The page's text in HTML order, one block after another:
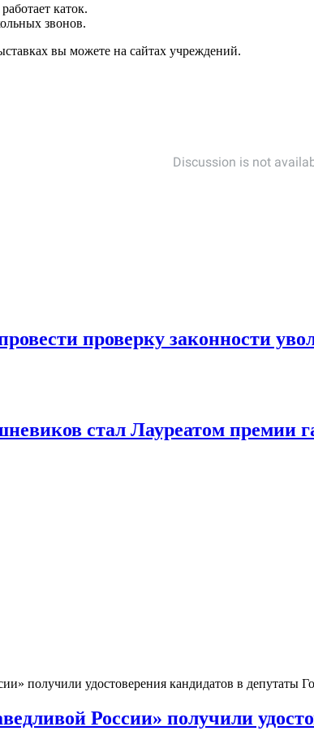
каток.
звонов.
вы можете на сайтах учреждений.
проверку законности
стал Лауреатом премии
России» получили